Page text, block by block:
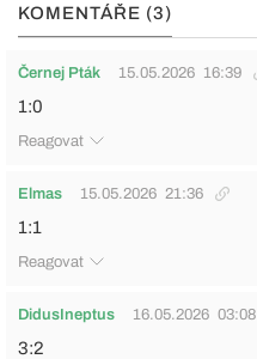
KOMENTÁŘE (3)
Černej Pták 15.05.2026 16:39
1:0
Reagovat
Elmas 15.05.2026 21:36
1:1
Reagovat
DidusIneptus 16.05.2026 03:08
3:2